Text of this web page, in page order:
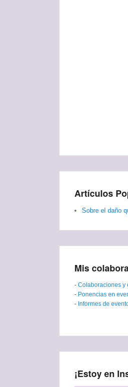
Artículos
Sobre el daño
Mis
- Colaboraciones y
- Ponencias en
- Informes de
¡Estoy en